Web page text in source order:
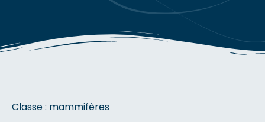
Classe : mammifères